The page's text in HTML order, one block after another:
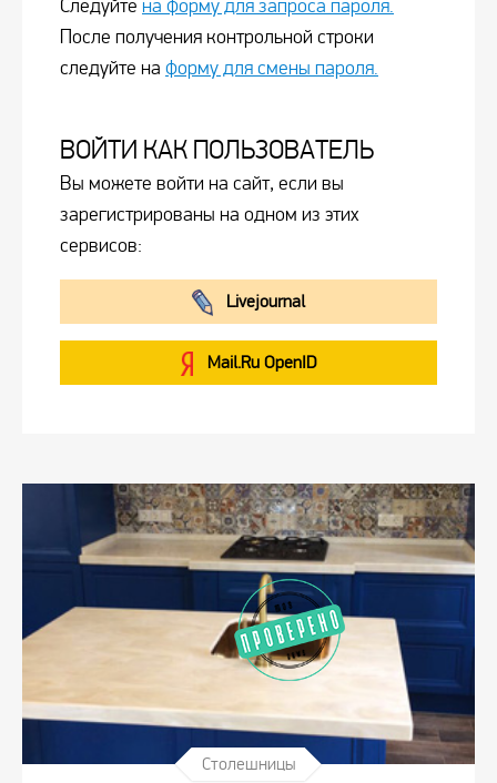
Следуйте на форму для запроса пароля.
После получения контрольной строки
следуйте на форму для смены пароля.
ВОЙТИ КАК ПОЛЬЗОВАТЕЛЬ
Вы можете войти на сайт, если вы
зарегистрированы на одном из этих
сервисов:
Livejournal
Mail.Ru OpenID
Столешницы